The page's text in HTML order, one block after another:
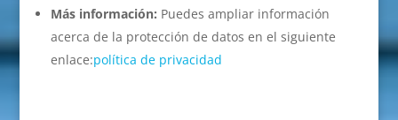
Más información: Puedes ampliar información
acerca de la protección de datos en el siguiente
enlace:política de privacidad